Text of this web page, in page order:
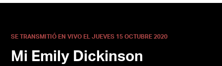
SE TRANSMITIÓ EN VIVO EL JUEVES 15 OCTUBRE 2020
Mi Emily Dickinson